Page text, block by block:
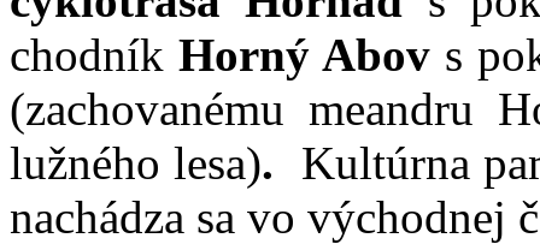
chodník Horný Abov s
(zachovanému meandru
lužného lesa).
Kultúrna
nachádza sa vo východnej